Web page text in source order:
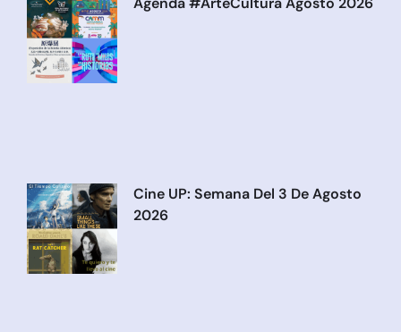
Cine UP: Semana Del 3 De Agosto
2026